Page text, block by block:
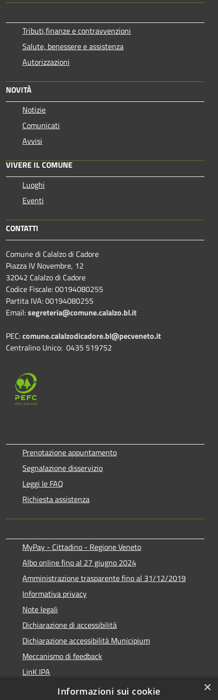
Tributi,finanze e contravvenzioni
Salute, benessere e assistenza
Autorizzazioni
NOVITÀ
Notizie
Comunicati
Avvisi
VIVERE IL COMUNE
Luoghi
Eventi
CONTATTI
Comune di Calalzo di Cadore
Piazza IV Novembre, 12
32042 Calalzo di Cadore
Codice Fiscale: 00194080255
Partita IVA: 00194080255
Email:segreteria@comune.calalzo.bl.it
PEC:comune.calalzodicadore.bl@pecveneto.it
Centralino Unico: 0435 519752
Prenotazione appuntamento
Segnalazione disservizio
Leggi le FAQ
Richiesta assistenza
MyPay - Cittadino - Regione Veneto
Albo online fino al 27 giugno 2024
Amministrazione trasparente fino al 31/12/2019
Informativa privacy
Note legali
Dichiarazione di accessibilità
Dichiarazione accessibilità Municipium
Meccanismo di feedback
LinK IPA
Social media policy
×
Informazioni sui cookie